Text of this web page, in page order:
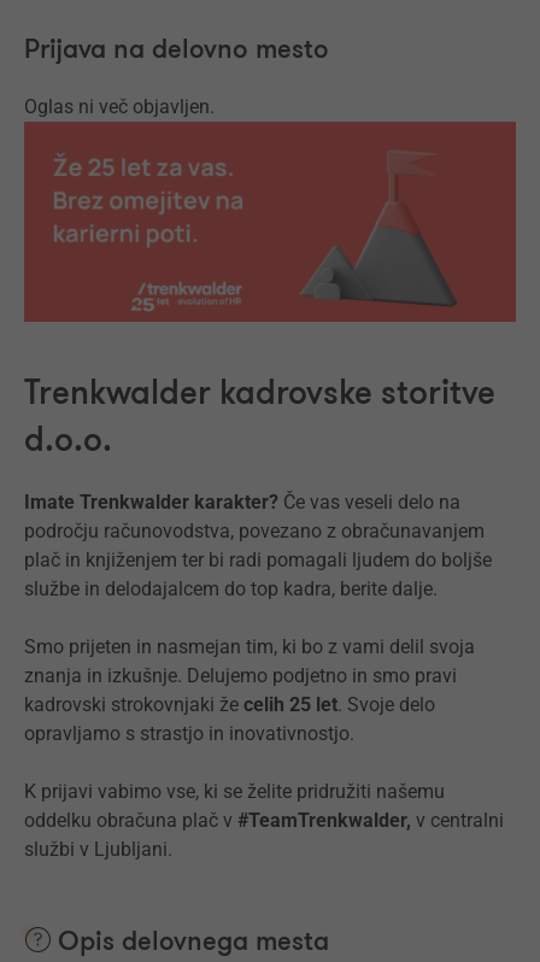
Prijava na delovno mesto
Oglas ni več objavljen.
Trenkwalder kadrovske storitve
d.o.o.
Imate Trenkwalder karakter? Če vas veseli delo na
področju računovodstva, povezano z obračunavanjem
plač in knjiženjem ter bi radi pomagali ljudem do boljše
službe in delodajalcem do top kadra, berite dalje.
Smo prijeten in nasmejan tim, ki bo z vami delil svoja
znanja in izkušnje. Delujemo podjetno in smo pravi
kadrovski strokovnjaki že celih 25 let. Svoje delo
opravljamo s strastjo in inovativnostjo.
K prijavi vabimo vse, ki se želite pridružiti našemu
oddelku obračuna plač v #TeamTrenkwalder, v centralni
službi v Ljubljani.
Opis delovnega mesta